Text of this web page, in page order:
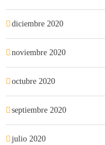
diciembre 2020
noviembre 2020
octubre 2020
septiembre 2020
julio 2020